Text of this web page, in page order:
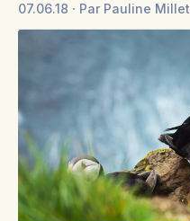
07.06.18 Par Pauline Millet